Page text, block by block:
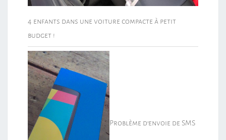
4 enfants dans une voiture compacte à petit
budget !
Problème d’envoie de SMS